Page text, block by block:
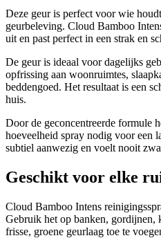
Deze geur is perfect voor wie
geurbeleving. Cloud Bamboo
uit en past perfect in een strak en
De geur is ideaal voor dagelijks
opfrissing aan woonruimtes,
beddengoed. Het resultaat is een
huis.
Door de geconcentreerde formule
hoeveelheid spray nodig voor een
subtiel aanwezig en voelt nooit
Geschikt voor elke
Cloud Bamboo Intens
Gebruik het op banken, gordijnen,
frisse, groene geurlaag toe te